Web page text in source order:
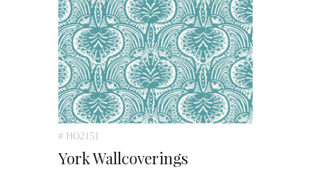
# HO2151
York Wallcoverings